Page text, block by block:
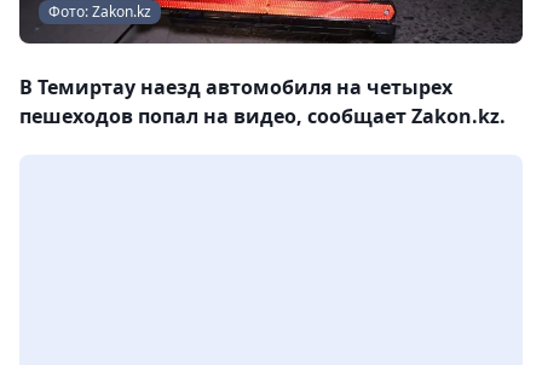
Фото: Zakon.kz
В Темиртау наезд автомобиля на четырех
пешеходов попал на видео, сообщает Zakon.kz.